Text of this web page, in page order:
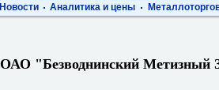
Новости Аналитика и цены
ОАО "Безводнинский Метизный